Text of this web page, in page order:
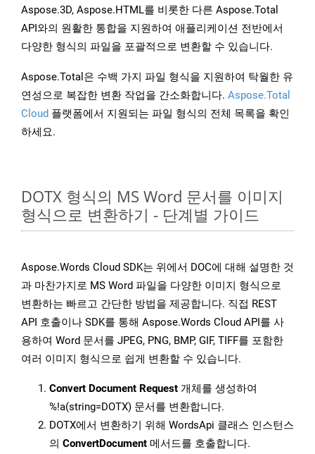
Aspose.3D, Aspose.HTML를 비롯한 다른 Aspose.Total
API와의 원활한 통합을 지원하여 애플리케이션 전반에서
다양한 형식의 파일을 포괄적으로 변환할 수 있습니다.
Aspose.Total은 수백 가지 파일 형식을 지원하여 탁월한 유
연성으로 복잡한 변환 작업을 간소화합니다. Aspose.Total
Cloud 플랫폼에서 지원되는 파일 형식의 전체 목록을 확인
하세요.
DOTX 형식의 MS Word 문서를 이미지
형식으로 변환하기 - 단계별 가이드
Aspose.Words Cloud SDK는 위에서 DOC에 대해 설명한 것
과 마찬가지로 MS Word 파일을 다양한 이미지 형식으로
변환하는 빠르고 간단한 방법을 제공합니다. 직접 REST
API 호출이나 SDK를 통해 Aspose.Words Cloud API를 사
용하여 Word 문서를 JPEG, PNG, BMP, GIF, TIFF를 포함한
여러 이미지 형식으로 쉽게 변환할 수 있습니다.
Convert Document Request 개체를 생성하여
%!a(string=DOTX) 문서를 변환합니다.
DOTX에서 변환하기 위해 WordsApi 클래스 인스턴스
의 ConvertDocument 메서드를 호출합니다.